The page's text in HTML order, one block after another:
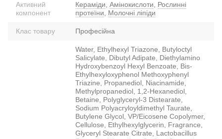
Активний
компонент
Кераміди Амінокислоти
Рослинні
протеїни
Молочні ліпіди
Клас товару Професійна
Water, Ethylhexyl Triazone, Butyloctyl
Salicylate, Dibutyl Adipate, Diethylamino
Hydroxybenzoyl Hexyl Benzoate, Bis-
Ethylhexyloxyphenol Methoxyphenyl
Triazine, Propanediol, Niacinamide,
Methylpropanediol, 1,2-Hexanediol,
Betaine, Polyglyceryl-3 Distearate,
Sodium Polyacryloyldimethyl Taurate,
Butylene Glycol, VP/Eicosene Copolymer,
Cellulose, Ethylhexylglycerin, Fragrance,
Glyceryl Stearate Citrate, Lactobacillus